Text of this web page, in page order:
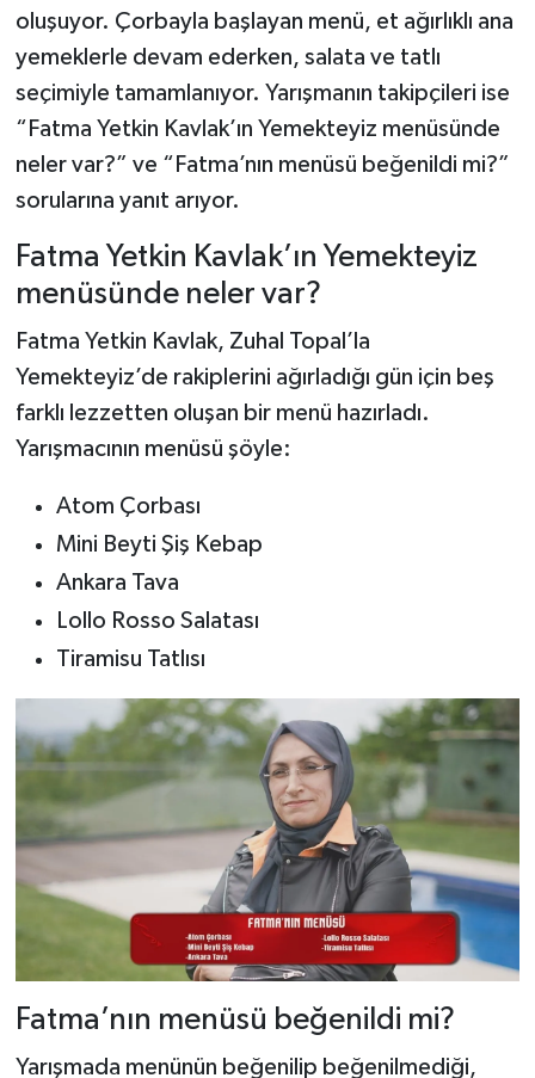
oluşuyor. Çorbayla başlayan menü, et ağırlıklı ana
yemeklerle devam ederken, salata ve tatlı
seçimiyle tamamlanıyor. Yarışmanın takipçileri ise
“Fatma Yetkin Kavlak’ın Yemekteyiz menüsünde
neler var?” ve “Fatma’nın menüsü beğenildi mi?”
sorularına yanıt arıyor.
Fatma Yetkin Kavlak’ın Yemekteyiz
menüsünde neler var?
Fatma Yetkin Kavlak, Zuhal Topal’la
Yemekteyiz’de rakiplerini ağırladığı gün için beş
farklı lezzetten oluşan bir menü hazırladı.
Yarışmacının menüsü şöyle:
Atom Çorbası
Mini Beyti Şiş Kebap
Ankara Tava
Lollo Rosso Salatası
Tiramisu Tatlısı
Fatma’nın menüsü beğenildi mi?
Yarışmada menünün beğenilip beğenilmediği,
Karadeniz Haberleri
Ulusal Haberler
Teknoloji Haberleri
Siyaset Haberleri
Dünya Haberleri
Yerel Haberler
Haber Arşivi